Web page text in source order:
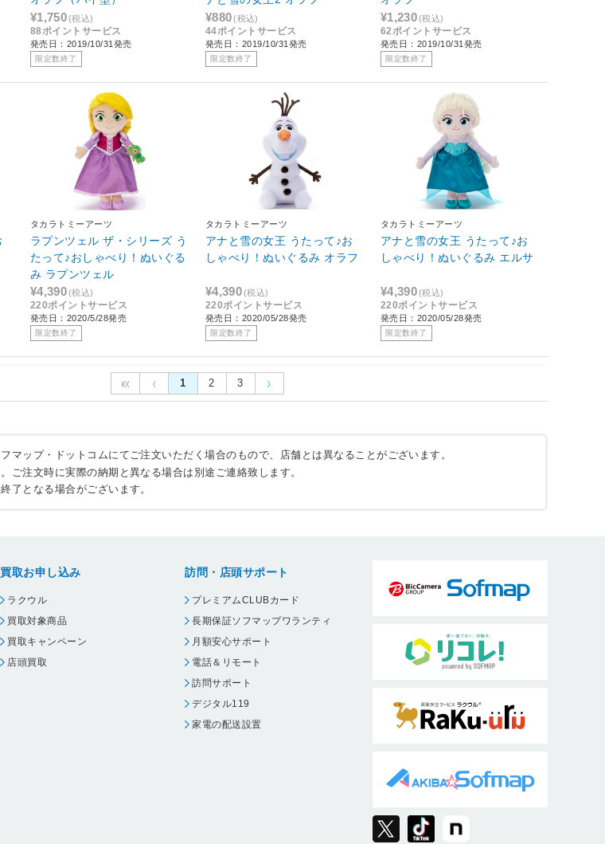
¥1,750(税込)
88ポイントサービス
発売日：2019/10/31発売
限定数終了
¥880 (税込)
44ポイントサービス
発売日：2019/10/31発売
限定数終了
¥1,230(税込)
62ポイントサービス
発売日：2019/10/31発売
限定数終了
タカラトミーアーツ
ラプンツェル ザ・シリーズ う
たって♪おしゃべり！ぬいぐる
み ラプンツェル
¥4,390(税込)
220ポイントサービス
発売日：2020/5/28発売
限定数終了
タカラトミーアーツ
アナと雪の女王 うたって♪お
しゃべり！ぬいぐるみ オラフ
¥4,390(税込)
220ポイントサービス
発売日：2020/05/28発売
限定数終了
タカラトミーアーツ
アナと雪の女王 うたって♪お
しゃべり！ぬいぐるみ エルサ
¥4,390(税込)
220ポイントサービス
発売日：2020/05/28発売
限定数終了
1 2 3
マップ・ドットコムにてご注文いただく場合のもので、店舗とは異なることがございます。
ご注文時に実際の納期と異なる場合は別途ご連絡致します。
了となる場合がございます。
買取お申し込み
ラクウル
買取対象商品
買取キャンペーン
店頭買取
訪問・店頭サポート
プレミアムCLUBカード
長期保証ソフマップワランティ
月額安心サポート
電話＆リモート
訪問サポート
デジタル119
家電の配送設置